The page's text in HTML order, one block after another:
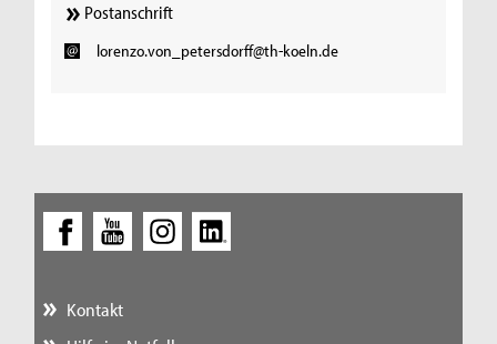
Postanschrift
lorenzo.von_petersdorff@th-koeln.de
Kontakt